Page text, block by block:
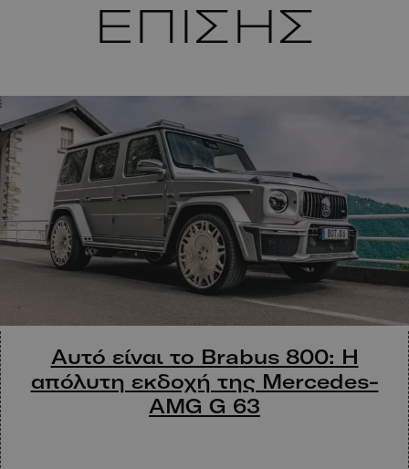
ΕΠΙΣΗΣ
Αυτό είναι το Brabus 800: Η
απόλυτη εκδοχή της Mercedes-
AMG G 63